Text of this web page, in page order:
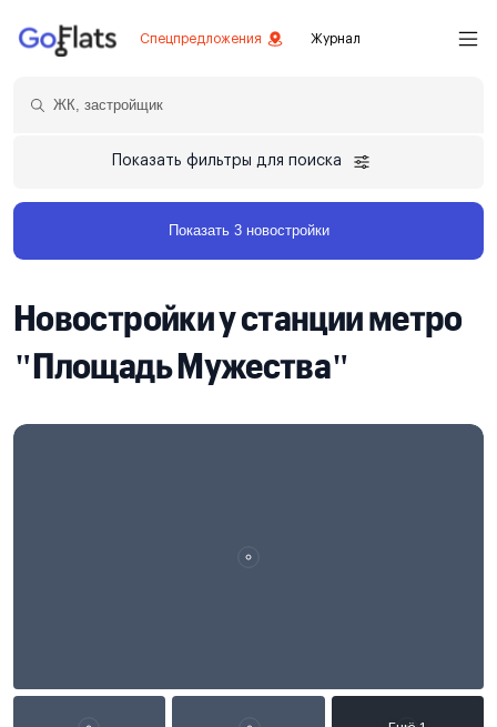
Спецпредложения Журнал
Показать фильтры для поиска
Показать 3 новостройки
Новостройки у станции метро
"Площадь Мужества"